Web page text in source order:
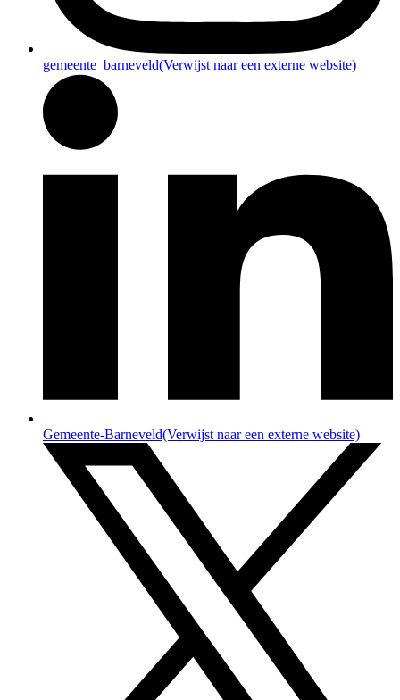
gemeente_barneveld(Verwijst naar een externe website)
Gemeente-Barneveld(Verwijst naar een externe website)